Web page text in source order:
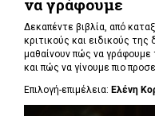
να γράφουμε
Δεκαπέντε βιβλία, από
κριτικούς και ειδικούς
μαθαίνουν πώς να γράφουμε
και πώς να γίνουμε πιο
Επιλογή-επιμέλεια: Ελένη